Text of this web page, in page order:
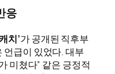
응
치’가 공개된 직후부
언급이 있었다. 대부
미쳤다” 같은 긍정적